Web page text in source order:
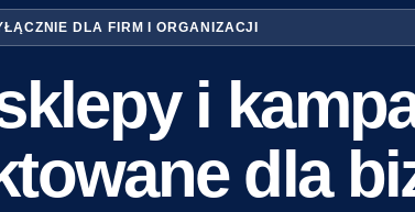
DLA FIRM I ORGANIZACJI
i
dla